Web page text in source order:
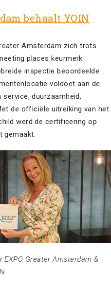
behaalt YOIN
Amsterdam zich trots
places keurmerk
inspectie beoordeelde
voldoet aan de
duurzaamheid,
de officiële uitreiking van het
werd de certificering op
gemaakt.
EXPO Greater Amsterdam &